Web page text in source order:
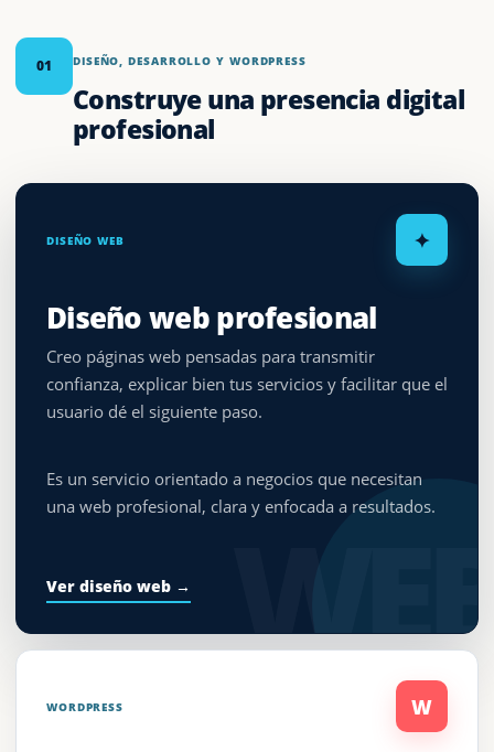
01 DISEÑO, DESARROLLO Y WORDPRESS
Construye una presencia digital
profesional
DISEÑO WEB ✦
Diseño web profesional
Creo páginas web pensadas para transmitir
confianza, explicar bien tus servicios y facilitar que el
usuario dé el siguiente paso.
Es un servicio orientado a negocios que necesitan
una web profesional, clara y enfocada a resultados.
Ver diseño web →
WORDPRESS W